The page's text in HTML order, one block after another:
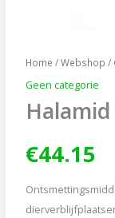
Home /Webshop /
Geen categorie
€44.15